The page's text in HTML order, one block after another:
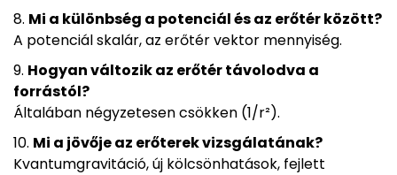
Mi a különbség a potenciál és az erőtér között?
A potenciál skalár, az erőtér vektor mennyiség.
Hogyan változik az erőtér távolodva a
forrástól?
Általában négyzetesen csökken (1/r²).
Mi a jövője az erőterek vizsgálatának?
Kvantumgravitáció, új kölcsönhatások, fejlett